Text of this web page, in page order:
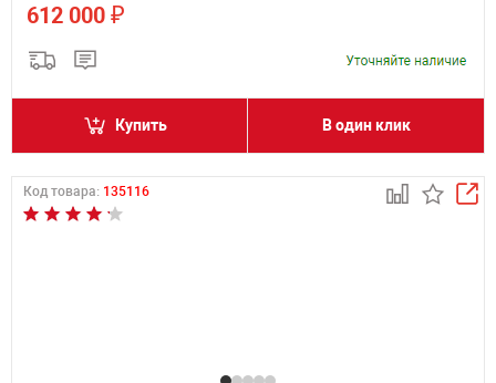
612 000 ₽
Купить В один клик
Код товара: 135116